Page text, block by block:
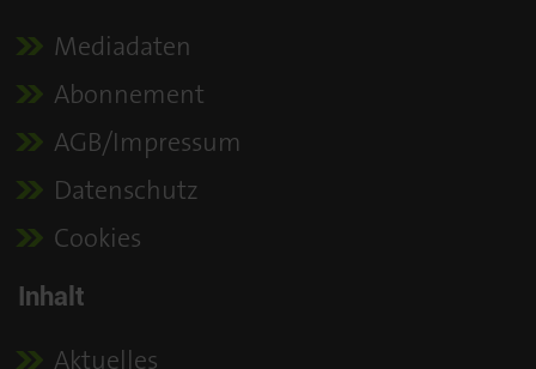
Mediadaten
Abonnement
AGB/Impressum
Datenschutz
Cookies
Inhalt
Aktuelles